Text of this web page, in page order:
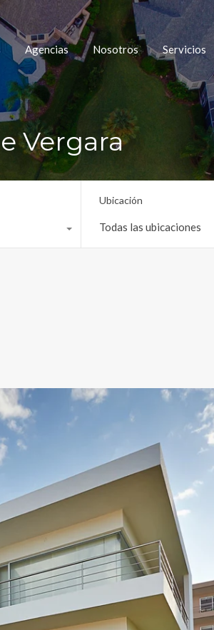
Agencias Nosotros Servicios
Vergara
Ubicación
Todas las ubicaciones